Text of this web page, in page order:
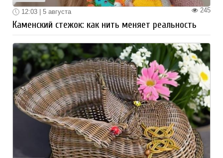
245
12:03 | 5 августа
Каменский стежок: как нить меняет реальность